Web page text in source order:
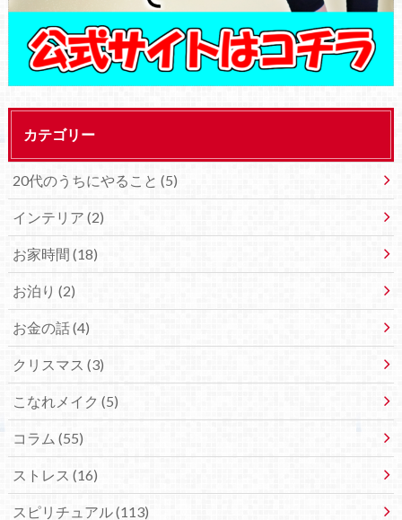
カテゴリー
20代のうちにやること (5)
インテリア (2)
お家時間 (18)
お泊り (2)
お金の話 (4)
クリスマス (3)
こなれメイク (5)
コラム (55)
ストレス (16)
スピリチュアル (113)